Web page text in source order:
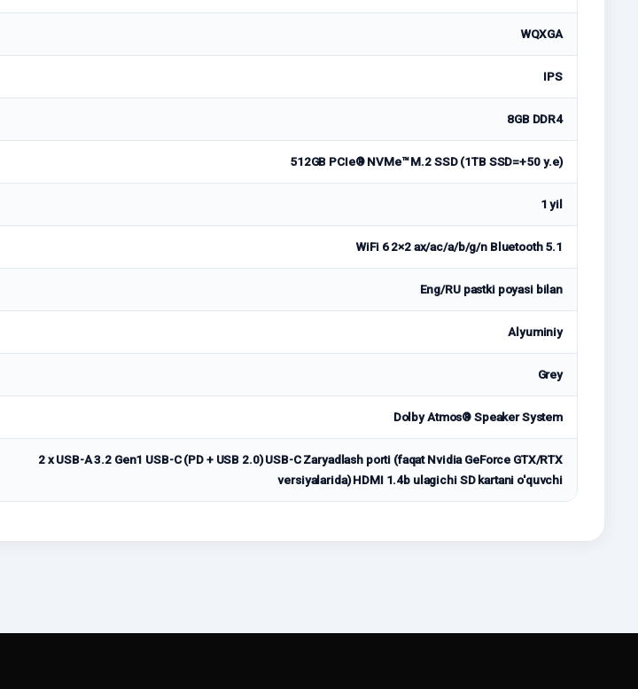
WQXGA
IPS
8GB DDR4
512GB PCIe® NVMe™ M.2 SSD (1TB SSD=+50 у.е)
1 yil
WiFi 6 2×2 ax/ac/a/b/g/n Bluetooth 5.1
Eng/RU pastki poyasi bilan
Alyuminiy
Grey
Dolby Atmos® Speaker System
2 x USB-A 3.2 Gen1 USB-C (PD + USB 2.0) USB-C Zaryadlash porti (faqat Nvidia GeForce GTX/RTX
versiyalarida) HDMI 1.4b ulagichi SD kartani o'quvchi